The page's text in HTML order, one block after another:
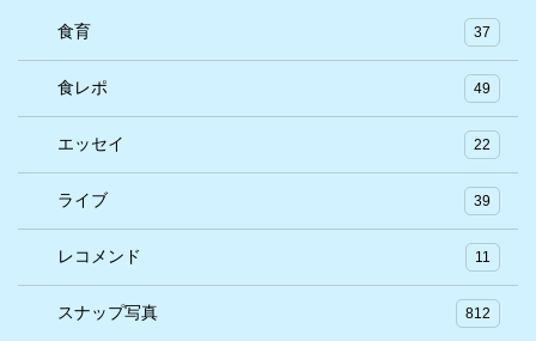
食育 37
食レポ 49
エッセイ 22
ライブ 39
レコメンド 11
スナップ写真 812